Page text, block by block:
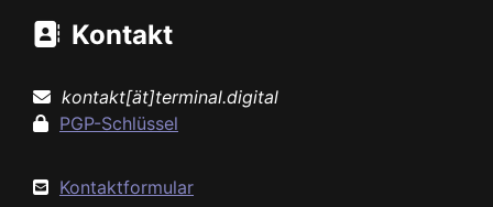
Kontakt
kontakt[ät]terminal.digital
PGP-Schlüssel
Kontaktformular